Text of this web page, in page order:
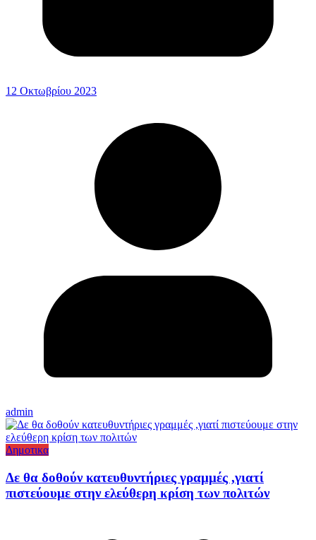
12 Οκτωβρίου 2023
admin
Δημοτικα
Δε θα δοθούν κατευθυντήριες γραμμές ,γιατί
πιστεύουμε στην ελεύθερη κρίση των πολιτών